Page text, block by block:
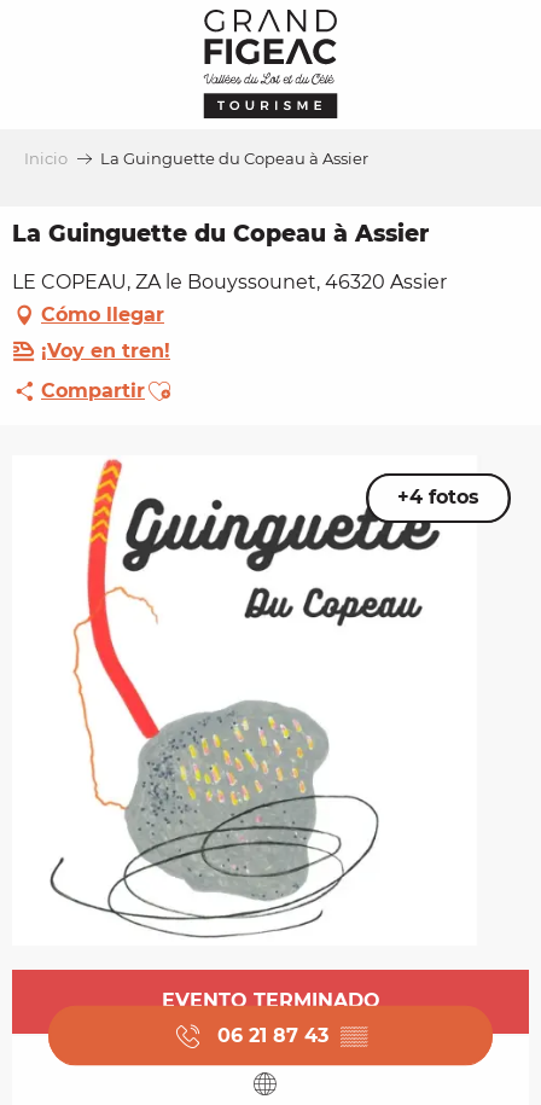
Inicio La Guinguette du Copeau à Assier
La Guinguette du Copeau à Assier
LE COPEAU, ZA le Bouyssounet, 46320 Assier
Cómo llegar
¡Voy en tren!
CompartirAjouter aux favoris
+4 fotos
Horarios y datos de contacto
EVENTO TERMINADO
06 21 87 43 ▒▒